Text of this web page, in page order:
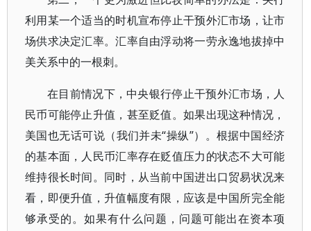
利用某一个适当的时机宣布停止干预外汇市场，让市
场供求决定汇率。汇率自由浮动将一劳永逸地拔掉中
美关系中的一根刺。
在目前情况下，中央银行停止干预外汇市场，人
民币可能停止升值，甚至贬值。如果出现这种情况，
美国也无话可说（我们并未“操纵”）。根据中国经济
的基本面，人民币汇率存在贬值压力的状态不大可能
维持很长时间。同时，从当前中国进出口贸易状况来
看，即便升值，升值幅度有限，应该是中国所完全能
够承受的。如果有什么问题，问题可能出在资本项